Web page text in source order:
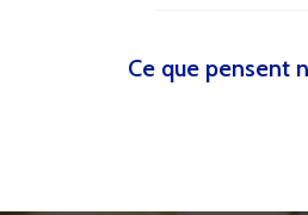
Ce que pensent